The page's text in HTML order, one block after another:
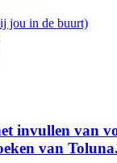
jou in de buurt)
invullen van
van Toluna.